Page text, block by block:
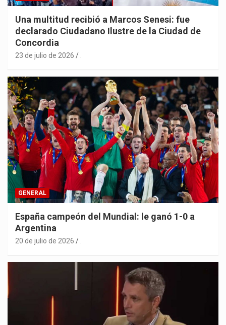
Una multitud recibió a Marcos Senesi: fue
declarado Ciudadano Ilustre de la Ciudad de
Concordia
23 de julio de 2026
GENERAL
España campeón del Mundial: le ganó 1-0 a
Argentina
20 de julio de 2026